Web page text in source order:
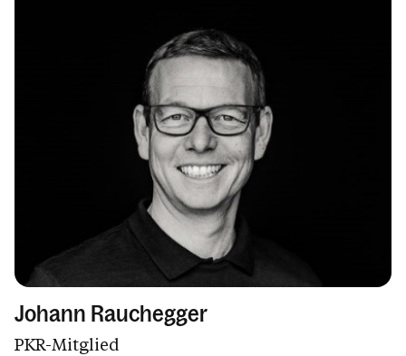
Johann Rauchegger
PKR-Mitglied